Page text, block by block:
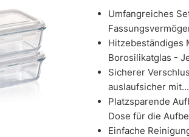
Umfangreiches
Hitzebeständiges
Borosilikatglas -
Sicherer
auslaufsicher mit...
Platzsparende
Dose für die
Einfache